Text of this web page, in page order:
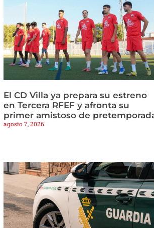
El CD Villa ya prepara su estreno
en Tercera RFEF y afronta su
primer amistoso de
agosto 7, 2026